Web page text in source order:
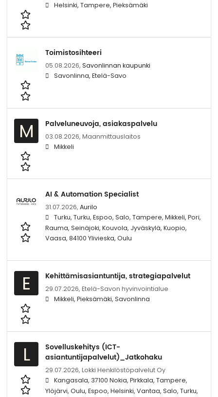
Helsinki, Tampere, Pieksämäki
Toimistosihteeri
05.08.2026, Savonlinnan kaupunki
Savonlinna, Etelä-Savo
M Palveluneuvoja, asiakaspalvelu
03.08.2026, Maanmittauslaitos
Mikkeli
AI & Automation Specialist
31.07.2026, Aurilo
Turku, Turku, Espoo, Salo, Tampere, Mikkeli, Pori,
Rauma, Seinäjoki, Kouvola, Jyväskylä, Kuopio,
Vaasa, 84100 Ylivieska, Oulu
E Kehittämisasiantuntija, strategiapalvelut
29.07.2026, Etelä-Savon hyvinvointialue
Mikkeli, Pieksämäki, Savonlinna
L
Sovelluskehitys (ICT-
asiantuntijapalvelut)_Jatkohaku
29.07.2026, Lokki Henkilöstöpalvelut Oy
Kangasala, 37100 Nokia, Pirkkala, Tampere,
Ylöjärvi, Oulu, Espoo, Helsinki, Vantaa, Salo, Turku,